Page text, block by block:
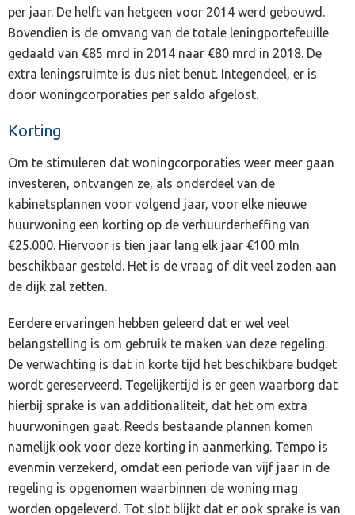
per jaar. De helft van hetgeen voor 2014 werd gebouwd.
Bovendien is de omvang van de totale leningportefeuille
gedaald van €85 mrd in 2014 naar €80 mrd in 2018. De
extra leningsruimte is dus niet benut. Integendeel, er is
door woningcorporaties per saldo afgelost.
Korting
Om te stimuleren dat woningcorporaties weer meer gaan
investeren, ontvangen ze, als onderdeel van de
kabinetsplannen voor volgend jaar, voor elke nieuwe
huurwoning een korting op de verhuurderheffing van
€25.000. Hiervoor is tien jaar lang elk jaar €100 mln
beschikbaar gesteld. Het is de vraag of dit veel zoden aan
de dijk zal zetten.
Eerdere ervaringen hebben geleerd dat er wel veel
belangstelling is om gebruik te maken van deze regeling.
De verwachting is dat in korte tijd het beschikbare budget
wordt gereserveerd. Tegelijkertijd is er geen waarborg dat
hierbij sprake is van additionaliteit, dat het om extra
huurwoningen gaat. Reeds bestaande plannen komen
namelijk ook voor deze korting in aanmerking. Tempo is
evenmin verzekerd, omdat een periode van vijf jaar in de
regeling is opgenomen waarbinnen de woning mag
worden opgeleverd. Tot slot blijkt dat er ook sprake is van